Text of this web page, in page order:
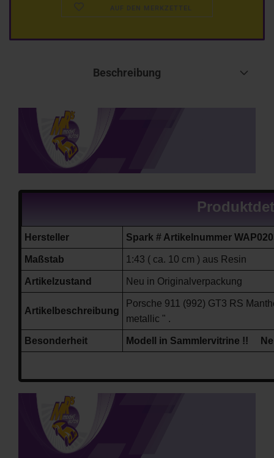
AUF DEN MERKZETTEL
Beschreibung
Hersteller Spark # Artikelnummer
Maßstab 1:43 ( ca. 10 cm ) aus Resin
Artikelzustand Neu in Originalverpackung
Artikelbeschreibung
Porsche 911 (992) GT3 RS
metallic " .
Besonderheit Modell in Sammlervitrine !!